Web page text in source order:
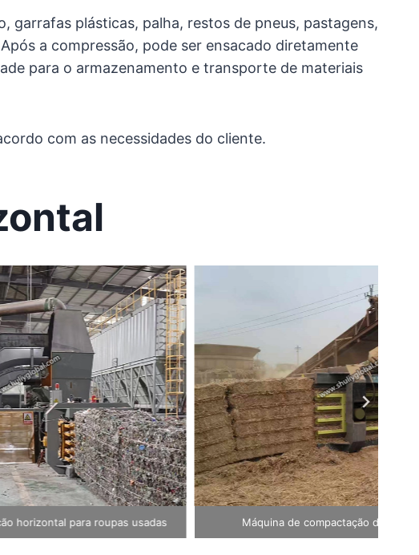
garrafas plásticas, palha, restos de pneus, pastagens,
a compressão, pode ser ensacado diretamente
para o armazenamento e transporte de materiais
com as necessidades do cliente.
Compactadora de pneus horizontal